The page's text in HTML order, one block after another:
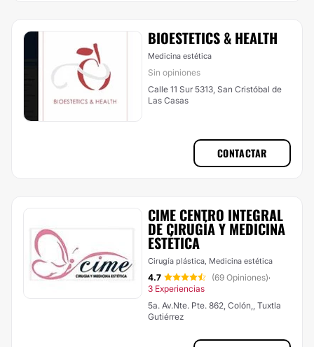
BIOESTETICS & HEALTH
Medicina estética
Sin opiniones
Calle 11 Sur 5313, San Cristóbal de
Las Casas
CONTACTAR
CIME CENTRO INTEGRAL
DE CIRUGÍA Y MEDICINA
ESTÉTICA
Cirugía plástica, Medicina estética
4.7 (69 Opiniones)·
3 Experiencias
5a. Av.Nte. Pte. 862, Colón,, Tuxtla
Gutiérrez